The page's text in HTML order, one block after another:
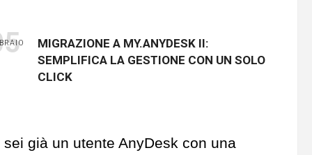
formati sui segnali di allarme
attacchi di accesso remoto e phishing.
particolare, dovrebbero sapere
MIGRAZIONE A MY.ANYDESK II:
SEMPLIFICA LA GESTIONE CON UN SOLO
CLICK
sei già un utente AnyDesk con una